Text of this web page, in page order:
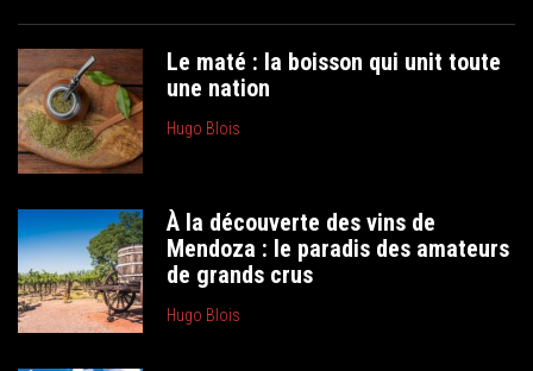
Le maté : la boisson qui unit toute
une nation
Hugo Blois
À la découverte des vins de
Mendoza : le paradis des amateurs
de grands crus
Hugo Blois